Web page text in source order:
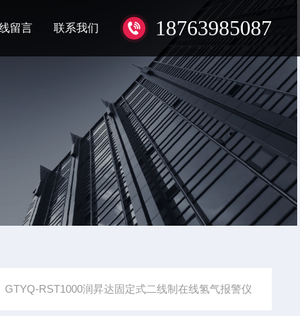
18763985087
留言 联系我们
GTYQ-RST1000润昇达固定式二线制在线氢气报警仪